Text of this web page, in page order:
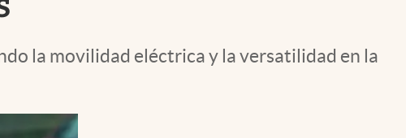
la movilidad eléctrica y la versatilidad en la